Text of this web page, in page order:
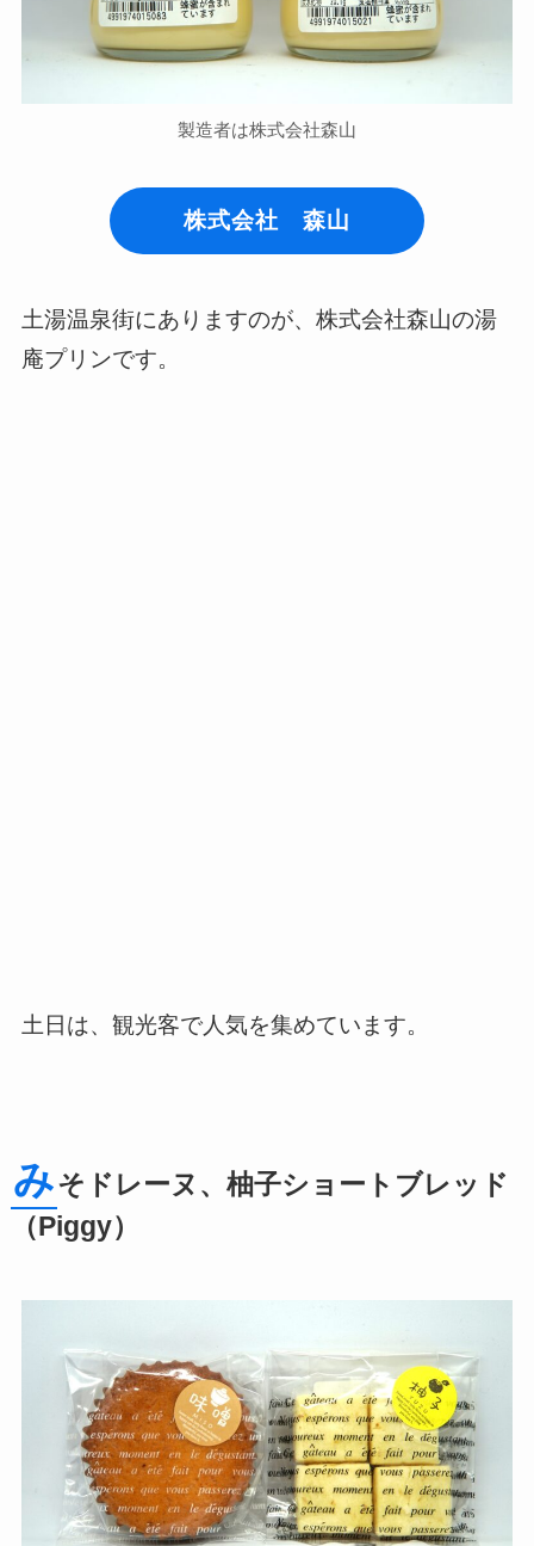
製造者は株式会社森山
株式会社 森山
土湯温泉街にありますのが、株式会社森山の湯
庵プリンです。
土日は、観光客で人気を集めています。
みそドレーヌ、柚子ショートブレッド
（Piggy）